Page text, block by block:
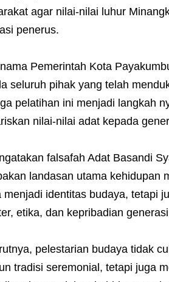
agar nilai-nilai luhur
penerus.
Pemerintah Kota
seluruh pihak yang telah
pelatihan ini menjadi langkah
nilai-nilai adat kepada
falsafah Adat Basandi
landasan utama kehidupan
menjadi identitas budaya, tetapi
etika, dan kepribadian
pelestarian budaya tidak
tradisi seremonial, tetapi juga